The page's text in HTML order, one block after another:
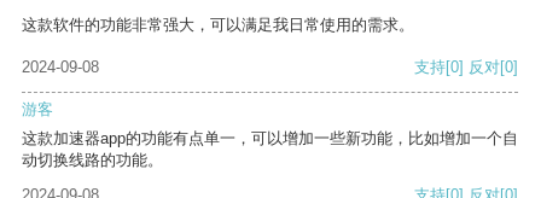
这款软件的功能非常强大，可以满足我日常使用的需求。
2024-09-08 支持[0] 反对[0]
游客
这款加速器app的功能有点单一，可以增加一些新功能，比如增加一个自
动切换线路的功能。